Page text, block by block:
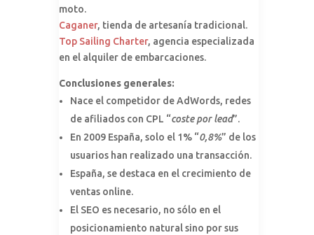
moto.
Caganer, tienda de artesanía tradicional.
Top Sailing Charter, agencia especializada
en el alquiler de embarcaciones.
Conclusiones generales:
Nace el competidor de AdWords, redes
de afiliados con CPL “coste por lead”.
En 2009 España, solo el 1% “0,8%” de los
usuarios han realizado una transacción.
España, se destaca en el crecimiento de
ventas online.
El SEO es necesario, no sólo en el
posicionamiento natural sino por sus